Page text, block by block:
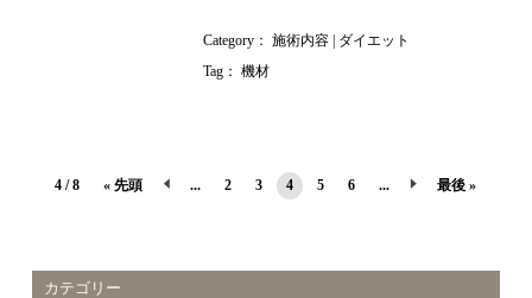
Category： 施術内容
ダイエット
Tag： 機材
4 / 8 « 先頭 ... 2 3 4 5 6 ... 最後 »
カテゴリー